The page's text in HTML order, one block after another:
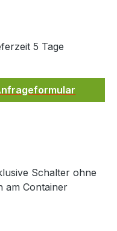
5 Tage
Gib den
Schalter ohne
am Container